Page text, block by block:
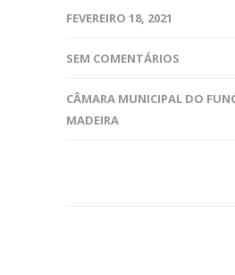
FEVEREIRO 18, 2021
SEM COMENTÁRIOS
CÂMARA MUNICIPAL DO
MADEIRA